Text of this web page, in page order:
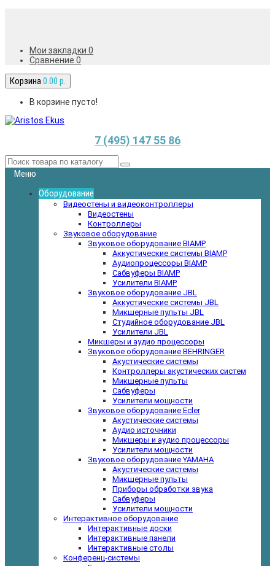
Мои закладки 0
Сравнение 0
Корзина0.00 р.
В корзине пусто!
7 (495) 147 55 86
Меню
Оборудование
Видеостены и видеоконтроллеры
Видеостены
Контроллеры
Звуковое оборудование
Звуковое оборудование BIAMP
Аккустические системы BIAMP
Аудиопроцессоры BIAMP
Сабвуферы BIAMP
Усилители BIAMP
Звуковое оборудование JBL
Аккустические системы JBL
Микшерные пульты JBL
Студийное оборудование JBL
Усилители JBL
Микшеры и аудио процессоры
Звуковое оборудование BEHRINGER
Акустические системы
Контроллеры акустических систем
Микшерные пульты
Сабвуферы
Усилители мощности
Звуковое оборудование Ecler
Акустические системы
Аудио источники
Микшеры и аудио процессоры
Усилители мощности
Звуковое оборудование YAMAHA
Акустические системы
Микшерные пульты
Приборы обработки звука
Сабвуферы
Усилители мощности
Интерактивное оборудование
Интерактивные доски
Интерактивные панели
Интерактивные столы
Конференц-системы